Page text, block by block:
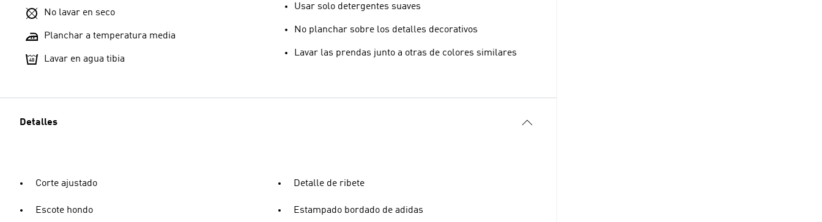
No lavar en seco
Planchar a temperatura media
Lavar en agua tibia
Usar solo detergentes suaves
No planchar sobre los detalles decorativos
Lavar las prendas junto a otras de colores similares
Detalles
Corte ajustado
Escote hondo
Detalle de ribete
Estampado bordado de adidas